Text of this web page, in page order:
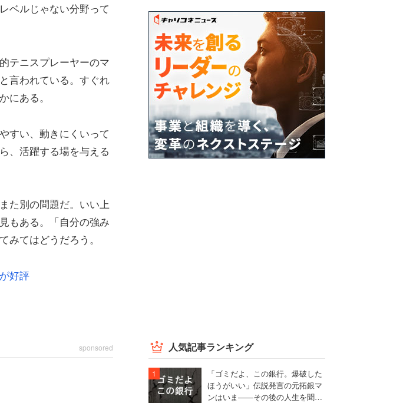
ベルじゃない分野って
テニスプレーヤーのマ
言われている。すぐれ
ある。
すい、動きにくいって
、活躍する場を与える
た別の問題だ。いい上
もある。「自分の強み
てはどうだろう。
好評
sponsored 人気記事ランキング
「ゴミだよ、この銀行。爆破した
ほうがいい」伝説発言の元拓銀マ
ンはいま――その後の人生を聞い